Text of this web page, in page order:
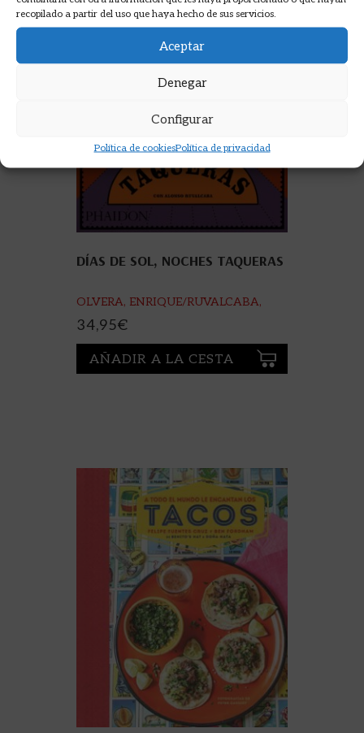
recopilado a partir del uso que haya hecho de sus servicios.
Aceptar
Denegar
Configurar
Política de cookiesPolítica de privacidad
DÍAS DE SOL, NOCHES TAQUERAS
OLVERA, ENRIQUE/RUVALCABA,
ALONSO
34,95€
AÑADIR A LA CESTA